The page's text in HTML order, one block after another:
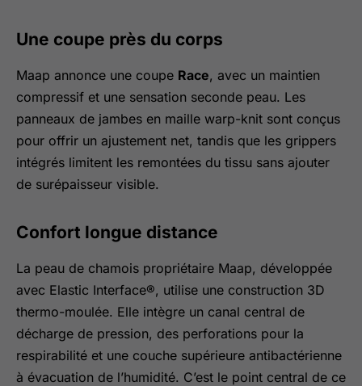
Une coupe près du corps
Maap annonce une coupe Race, avec un maintien
compressif et une sensation seconde peau. Les
panneaux de jambes en maille warp-knit sont conçus
pour offrir un ajustement net, tandis que les grippers
intégrés limitent les remontées du tissu sans ajouter
de surépaisseur visible.
Confort longue distance
La peau de chamois propriétaire Maap, développée
avec Elastic Interface®, utilise une construction 3D
thermo-moulée. Elle intègre un canal central de
décharge de pression, des perforations pour la
respirabilité et une couche supérieure antibactérienne
à évacuation de l’humidité. C’est le point central de ce